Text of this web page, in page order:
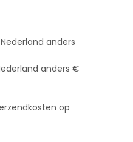
anders
anders €
op